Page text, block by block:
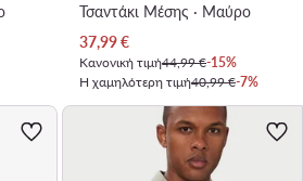
Τσαντάκι Μέσης · Μαύρο
Τρέχουσα τιμή
37,99€
Κανονική τιμή44,99 €-15%
Η χαμηλότερη τιμή40,99 €-7%